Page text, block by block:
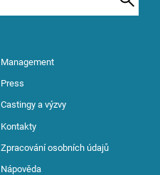
Management
Press
Castingy a výzvy
Kontakty
Zpracování osobních údajů
Nápověda